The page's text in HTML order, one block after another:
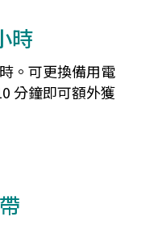
時
。可更換備用電
分鐘即可額外獲